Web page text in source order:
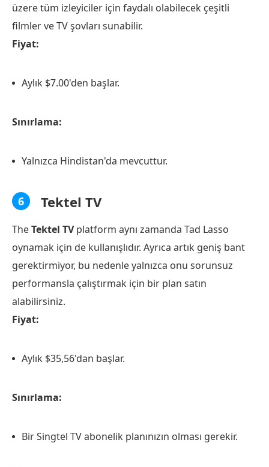
üzere tüm izleyiciler için faydalı olabilecek çeşitli
filmler ve TV şovları sunabilir.
Fiyat:
Aylık $7.00'den başlar.
Sınırlama:
Yalnızca Hindistan'da mevcuttur.
6 Tektel TV
TheTektel TVplatform aynı zamanda Tad Lasso
oynamak için de kullanışlıdır. Ayrıca artık geniş bant
gerektirmiyor, bu nedenle yalnızca onu sorunsuz
performansla çalıştırmak için bir plan satın
alabilirsiniz.
Fiyat:
Aylık $35,56'dan başlar.
Sınırlama:
Bir Singtel TV abonelik planınızın olması gerekir.